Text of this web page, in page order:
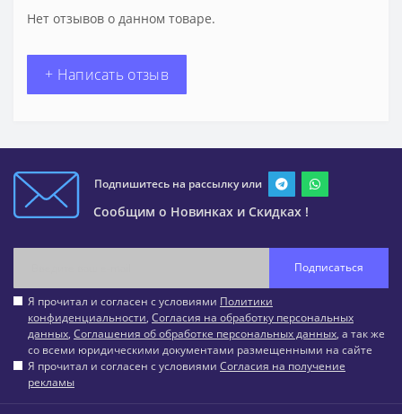
Нет отзывов о данном товаре.
+ Написать отзыв
Подпишитесь на рассылку или
Сообщим о Новинках и Скидках !
Подписаться
Я прочитал и согласен с условиями Политики
конфиденциальности, Согласия на обработку персональных
данных, Соглашения об обработке персональных данных, а так же
со всеми юридическими документами размещенными на сайте
Я прочитал и согласен с условиями Согласия на получение
рекламы